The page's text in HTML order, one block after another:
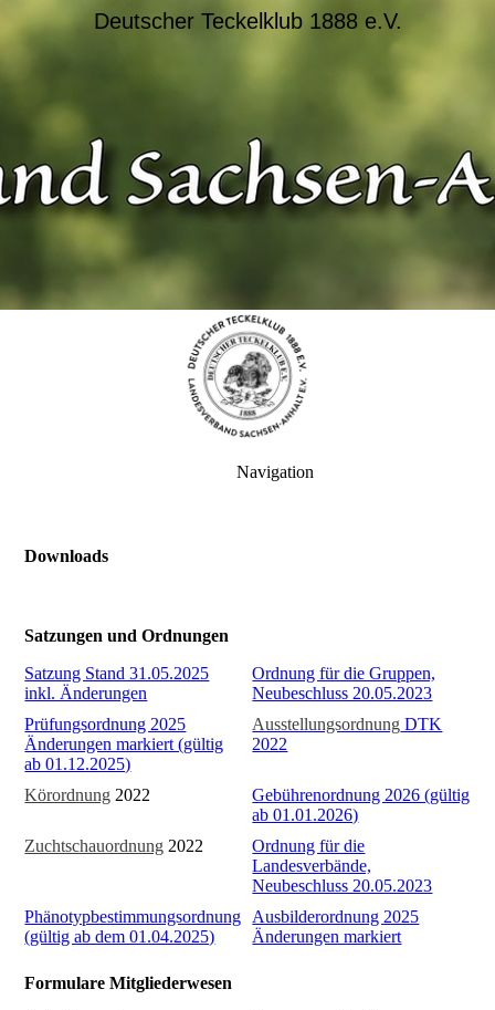
Deutscher Teckelklub 1888 e.V.
Navigation
Downloads
Satzungen und Ordnungen
Satzung Stand 31.05.2025
inkl. Änderungen
Ordnung für die Gruppen,
Neubeschluss 20.05.2023
Prüfungsordnung 2025
Änderungen markiert (gültig
ab 01.12.2025)
Ausstellungsordnung DTK
2022
Körordnung 2022
Gebührenordnung 2026 (gültig
ab 01.01.2026)
Zuchtschauordnung 2022
Ordnung für die
Landesverbände,
Neubeschluss 20.05.2023
Phänotypbestimmungsordnung
(gültig ab dem 01.04.2025)
Ausbilderordnung 2025
Änderungen markiert
Formulare Mitgliederwesen